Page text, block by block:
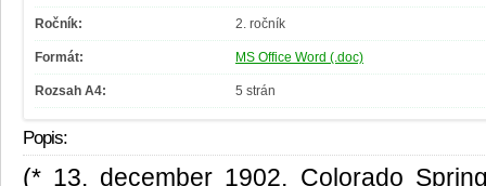
Ročník: 2. ročník
Formát: MS Office Word (.doc)
Rozsah A4: 5 strán
Popis:
(* 13. december 1902, Colorado